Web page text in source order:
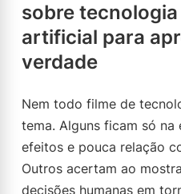
sobre
artificial para
verdade
Nem todo filme de
tema. Alguns ficam só
efeitos e pouca relação
Outros acertam ao
decisões humanas em